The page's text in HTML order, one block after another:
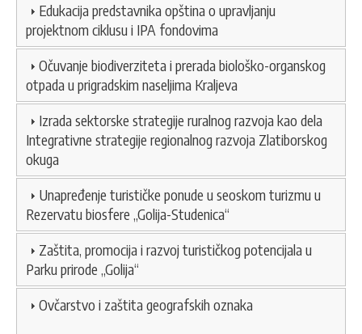
Edukacija predstavnika opština o upravljanju
projektnom ciklusu i IPA fondovima
Očuvanje biodiverziteta i prerada biološko-organskog
otpada u prigradskim naseljima Kraljeva
Izrada sektorske strategije ruralnog razvoja kao dela
Integrativne strategije regionalnog razvoja Zlatiborskog
okuga
Unapređenje turističke ponude u seoskom turizmu u
Rezervatu biosfere „Golija-Studenica“
Zaštita, promocija i razvoj turističkog potencijala u
Parku prirode „Golija“
Ovčarstvo i zaštita geografskih oznaka